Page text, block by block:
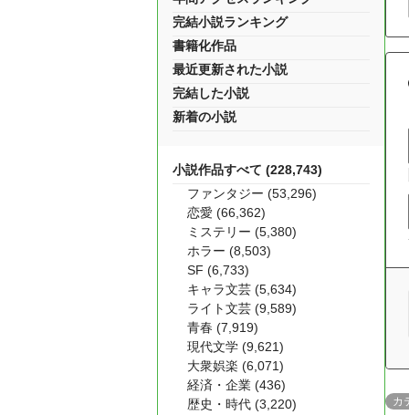
カ
完結小説ランキング
書籍化作品
最近更新された小説
完結した小説
新着の小説
小説作品すべて (228,743)
ファンタジー (53,296)
恋愛 (66,362)
ミステリー (5,380)
ホラー (8,503)
SF (6,733)
キャラ文芸 (5,634)
ライト文芸 (9,589)
青春 (7,919)
現代文学 (9,621)
大衆娯楽 (6,071)
経済・企業 (436)
歴史・時代 (3,220)